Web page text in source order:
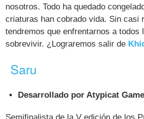
nosotros. Todo ha quedado
criaturas han cobrado vida. Sin casi
tendremos que enfrentarnos a todos
sobrevivir. ¿Lograremos salir de
Saru
Desarrollado por Atypicat
Semifinalista de la V edición de los